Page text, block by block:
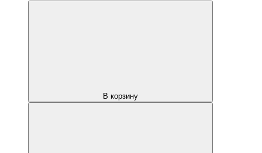
В корзину